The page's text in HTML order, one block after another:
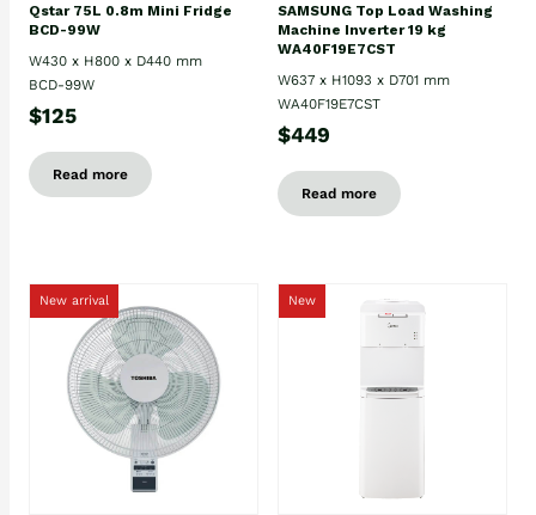
Qstar 75L 0.8m Mini Fridge
BCD-99W
W430 x H800 x D440 mm
BCD-99W
$125
Read more
SAMSUNG Top Load Washing
Machine Inverter 19 kg
WA40F19E7CST
W637 x H1093 x D701 mm
WA40F19E7CST
$449
Read more
New arrival New